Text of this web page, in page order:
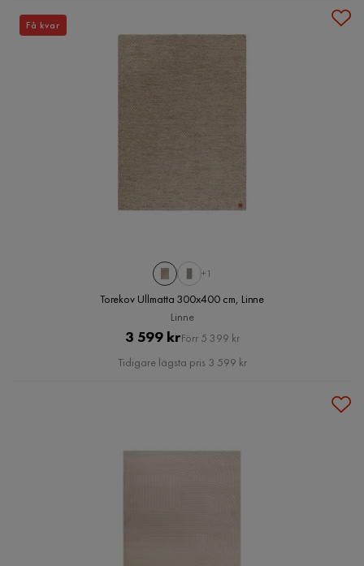
+1
Torekov Ullmatta 300x400 cm, Linne
Linne
Pris
3 599 krOriginal
Pris
Förr 5 399 kr
Tidigare lägsta pris 3 599 kr
Få kvar